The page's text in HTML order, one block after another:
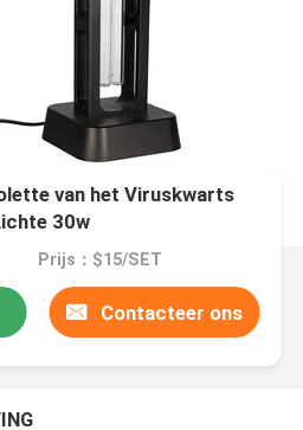
van het Viruskwarts
30w
Prijs：$15/SET
Contacteer ons